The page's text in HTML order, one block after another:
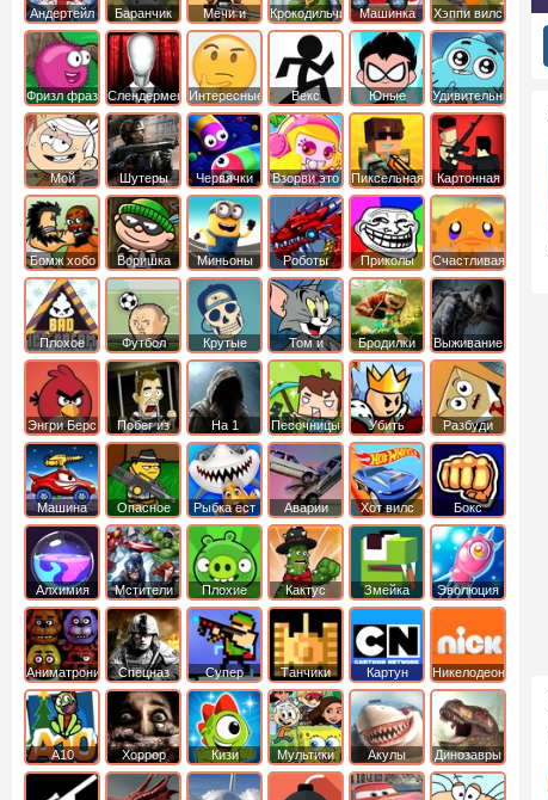
Андертейл
Баранчик
Шон
Мечи и
Сандали
Крокодильчик
Свомпи
Машинка
Вилли
Хэппи вилс
Фризл фраз Слендермен Интересные Векс
Юные
титаны
вперед
Удивительный
мир
Гамбола
Мой
шумный
дом
Шутеры Червячки Взорви это
Пиксельная
война
Картонная
башка
Бомж хобо
Воришка
боб
Миньоны
Роботы
динозавры
Приколы
Счастливая
обезьянка
Плохое
мороженое
Футбол
головами
Крутые
Том и
джерри
Бродилки
Приключения
Выживание
Энгри Берс
Побег из
тюрьмы
На 1 Песочницы
Убить
короля
Разбуди
коробку
Машина
ест
машину
Опасное
оружие
Рыбка ест
рыбку
Аварии
машин
Хот вилс Бокс
Алхимия Мстители
Плохие
свинки
Кактус
маккой
Змейка Эволюция
Аниматроники Спецназ
Супер
бойцы
Танчики
Картун
нетворк
Никелодеон
А10 Хоррор Кизи Мультики Акулы Динозавры